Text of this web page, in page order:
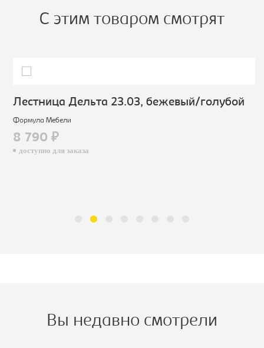
С этим товаром смотрят
Лестница Дельта 23.03, бежевый/голубой
Формула Мебели
8 790 ₽
доступно для заказа
Вы недавно смотрели